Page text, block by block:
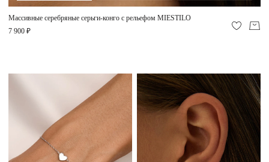
Массивные серебряные серьги-конго с рельефом MIESTILO
7 900 ₽